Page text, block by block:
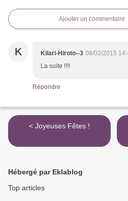
Ajouter un commentaire
K Kilari-Hiroto--3 08/02/2015
La suite !!!!
Répondre
< Joyeuses Fêtes !
Hébergé par Eklablog
Top articles